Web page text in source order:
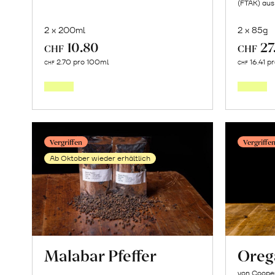
2 x 200ml
CHF 10.80
CHF 2.70 pro 100ml
erfahren
(FTAK)
2 x 85g
CHF
CHF 16.41
Vergriffen
Ab Oktober wieder erhältlich
Malabar Pfeffer
Vergriffen
von